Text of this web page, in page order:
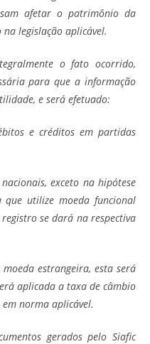
afetar o patrimônio da
legislação aplicável.
o fato ocorrido,
para que a informação
e será efetuado:
e créditos em partidas
exceto na hipótese
que utilize moeda funcional
se dará na respectiva
estrangeira, esta será
aplicada a taxa de câmbio
norma aplicável.
gerados pelo Siafic